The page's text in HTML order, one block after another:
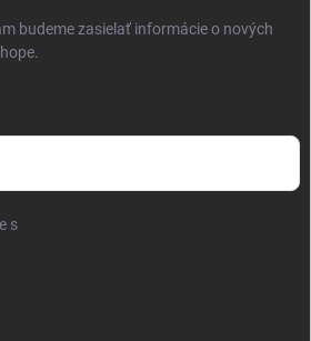
budeme zasielať informácie o nových
s